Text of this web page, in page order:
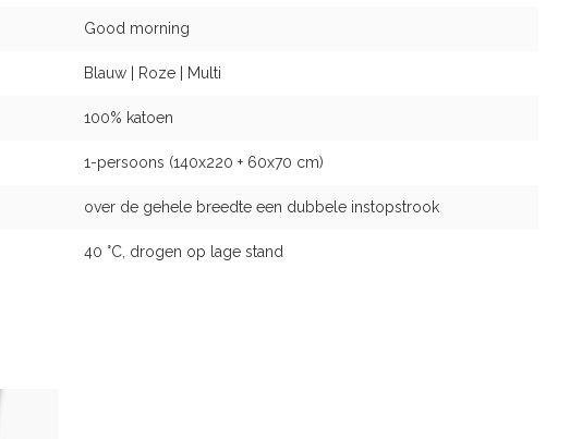
Good morning
Blauw | Roze | Multi
100% katoen
1-persoons (140x220 + 60x70 cm)
over de gehele breedte een dubbele instopstrook
40 °C, drogen op lage stand